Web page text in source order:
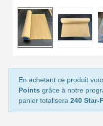
Réduction de 5€
10€ de bon
Livraison
Livraison offerte en France
En achetant ce produit
Points grâce à notre
panier totalisera 240 Star-